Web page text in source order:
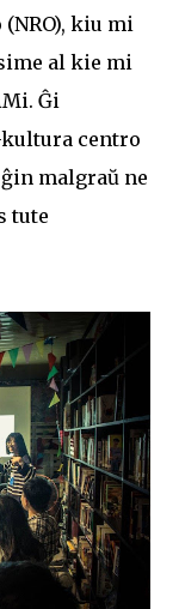
kiu mi
al kie mi
Ĝi
centro
malgraŭ ne
tute